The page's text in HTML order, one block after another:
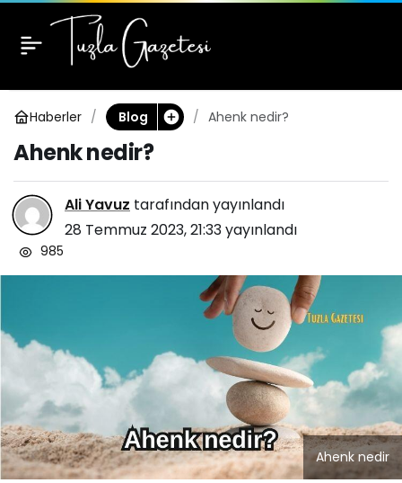
Haberler Blog Ahenk nedir?
Ahenk nedir?
Ali Yavuz tarafından yayınlandı
28 Temmuz 2023, 21:33yayınlandı
985
Ahenk nedir
Ahenk nedir?